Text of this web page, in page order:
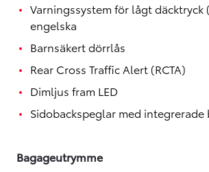
Varningssystem för lågt däcktryck
engelska
Barnsäkert dörrlås
Rear Cross Traffic Alert (RCTA)
Dimljus fram LED
Sidobackspeglar med integrerade
Bagageutrymme